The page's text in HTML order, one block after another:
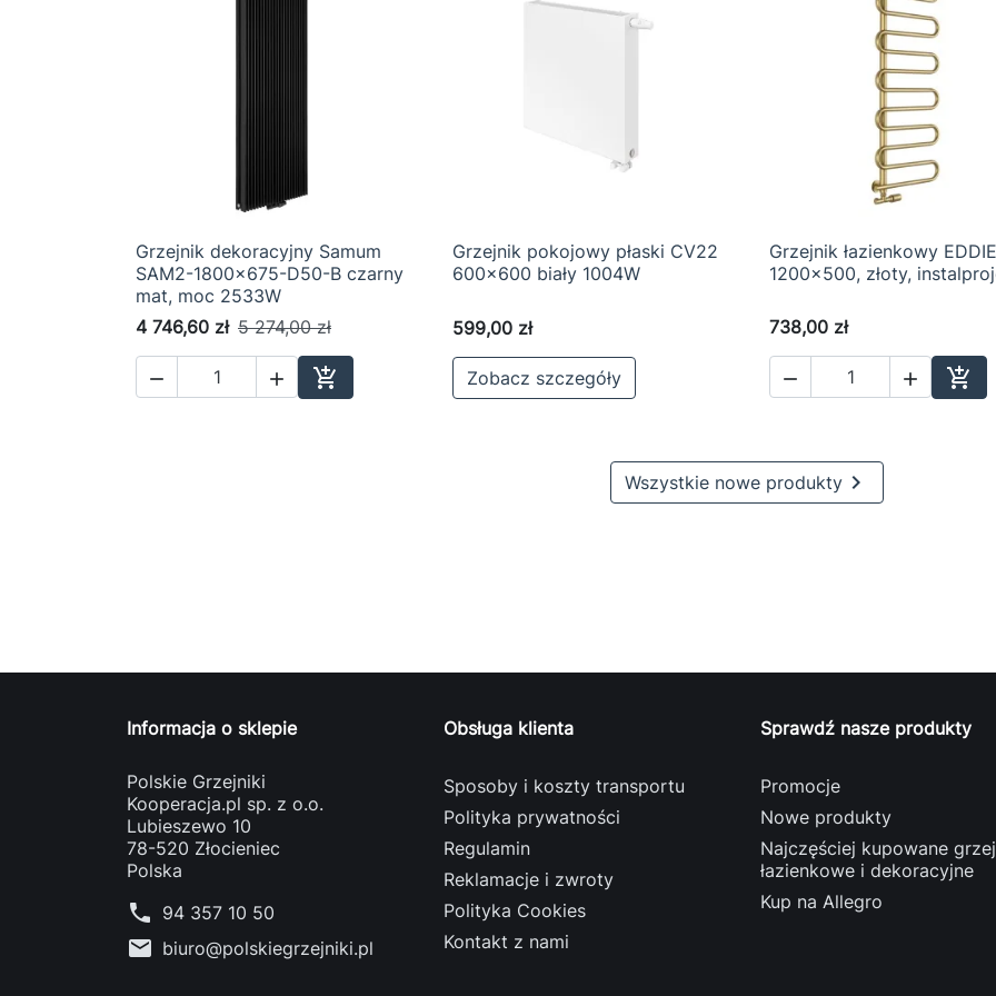
 Szybki podgląd
Grzejnik dekoracyjny Samum
SAM2-1800x675-D50-B czarny
mat, moc 2533W
4 746,60 zł 5 274,00 zł
  
Dodaj do koszyka
 Szybki podgląd
Grzejnik pokojowy płaski CV22
600x600 biały 1004W
599,00 zł
Zobacz szczegóły
 Szybki podgląd
Grzejnik łazienkowy EDDIE
1200x500, złoty,
738,00 zł
  
Wszystkie nowe produkty 
Informacja o sklepie
Polskie Grzejniki
Kooperacja.pl sp. z o.o.
Lubieszewo 10
78-520 Złocieniec
Polska
phone 94 357 10 50
mail biuro@polskiegrzejniki.pl
Obsługa klienta
Sposoby i koszty transportu
Polityka prywatności
Regulamin
Reklamacje i zwroty
Polityka Cookies
Kontakt z nami
Sprawdź nasze produkty
Promocje
Nowe produkty
Najczęściej kupowane
łazienkowe i dekoracyjne
Kup na Allegro